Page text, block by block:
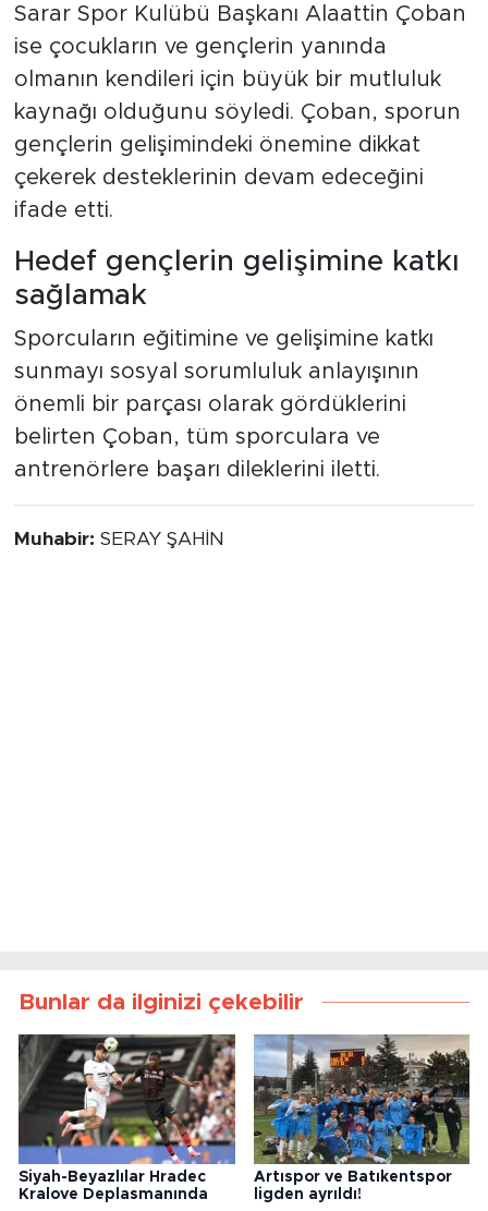
Sarar Spor Kulübü Başkanı Alaattin Çoban
ise çocukların ve gençlerin yanında
olmanın kendileri için büyük bir mutluluk
kaynağı olduğunu söyledi. Çoban, sporun
gençlerin gelişimindeki önemine dikkat
çekerek desteklerinin devam edeceğini
ifade etti.
Hedef gençlerin gelişimine katkı
sağlamak
Sporcuların eğitimine ve gelişimine katkı
sunmayı sosyal sorumluluk anlayışının
önemli bir parçası olarak gördüklerini
belirten Çoban, tüm sporculara ve
antrenörlere başarı dileklerini iletti.
Muhabir: SERAY ŞAHİN
Bunlar da ilginizi çekebilir
Siyah-Beyazlılar Hradec
Kralove Deplasmanında
Artıspor ve Batıkentspor
ligden ayrıldı!